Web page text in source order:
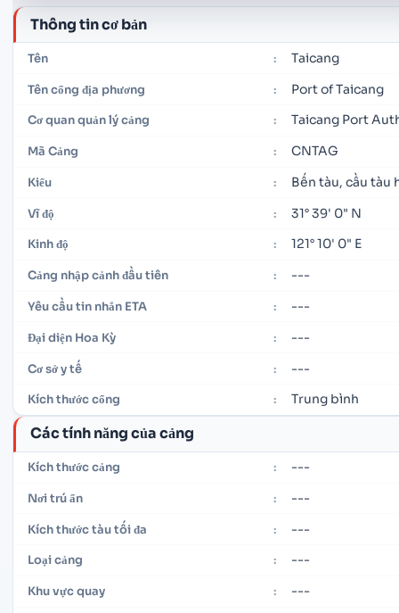
Thông tin cơ bản
Tên : Taicang
Tên cổng địa phương : Port of Taicang
Cơ quan quản lý cảng : Taicang Port
Mã Cảng : CNTAG
Kiểu : Bến tàu, cầu tàu
Vĩ độ : 31° 39' 0" N
Kinh độ : 121° 10' 0" E
Cảng nhập cảnh đầu tiên : ---
Yêu cầu tin nhắn ETA : ---
Đại diện Hoa Kỳ : ---
Cơ sở y tế : ---
Kích thước cổng : Trung bình
Các tính năng của cảng
Kích thước cảng : ---
Nơi trú ẩn : ---
Kích thước tàu tối đa : ---
Loại cảng : ---
Khu vực quay : ---